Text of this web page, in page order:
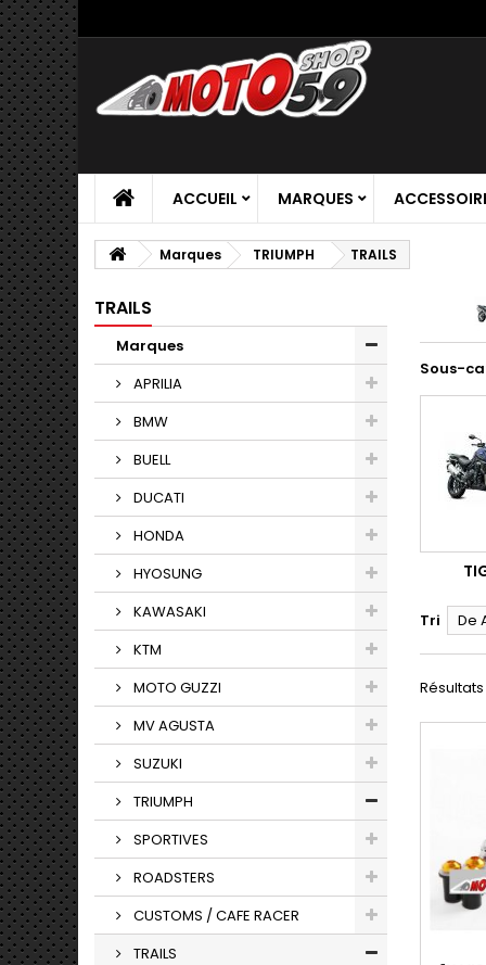
ACCUEIL MARQUES
Marques TRIUMPH TRAILS
TRAILS
Marques
APRILIA
BMW
BUELL
DUCATI
HONDA
HYOSUNG
KAWASAKI
KTM
MOTO GUZZI
MV AGUSTA
SUZUKI
TRIUMPH
SPORTIVES
ROADSTERS
CUSTOMS / CAFE RACER
TRAILS
Sous-
Tri De
Résultats